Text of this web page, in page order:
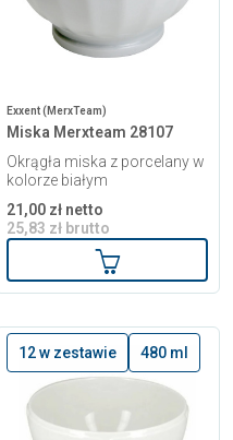
Exxent (MerxTeam)
Miska Merxteam 28107
Okrągła miska z porcelany w
kolorze białym
21,00 zł netto
25,83 zł brutto
Dodaj do
12 w zestawie 480 ml